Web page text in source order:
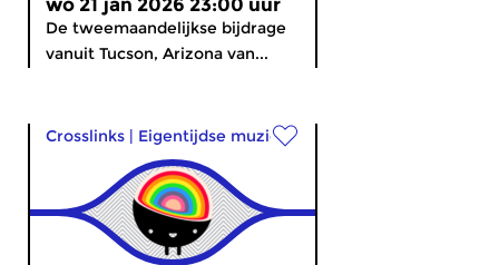
wo 21 jan 2026 23:00 uur
De tweemaandelijkse bijdrage
vanuit Tucson, Arizona van...
Crosslinks | Eigentijdse muziek